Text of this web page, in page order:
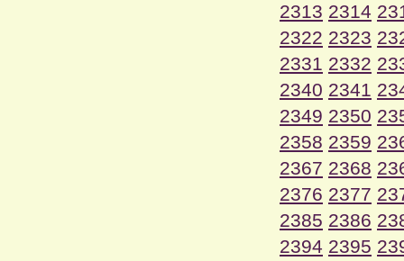
2313 2314
2322 2323
2331 2332
2340 2341
2349 2350
2358 2359
2367 2368
2376 2377
2385 2386
2394 2395